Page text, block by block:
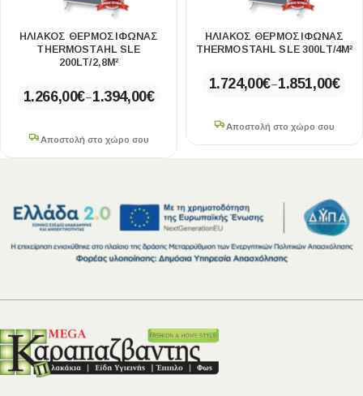
ΗΛΙΑΚΟΣ ΘΕΡΜΟΣΙΦΩΝΑΣ
THERMOSTAHL SLE
200LT/2,8M²
1.266,00€–1.394,00€
Αποστολή στο χώρο σου
ΗΛΙΑΚΟΣ ΘΕΡΜΟΣΙΦΩΝΑΣ
THERMOSTAHL SLE 300LT/4M²
1.724,00€–1.851,00€
Αποστολή στο χώρο σου